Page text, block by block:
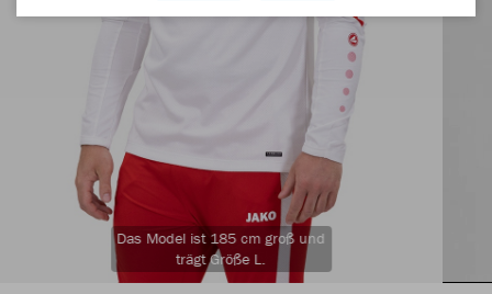
Das Model ist 185 cm groß und
trägt Größe L.